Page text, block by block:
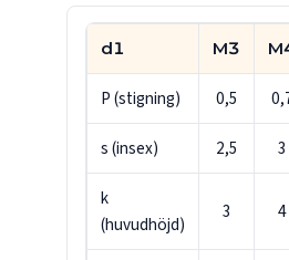
d1 M3
P (stigning) 0,5
s (insex) 2,5 3
k
(huvudhöjd)
3 4